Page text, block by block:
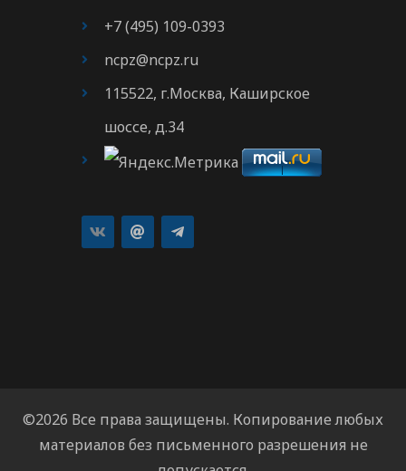
+7 (495) 109-0393
ncpz@ncpz.ru
115522, г.Москва, Каширское
шоссе, д.34
©2026 Все права защищены. Копирование любых
материалов без письменного разрешения не